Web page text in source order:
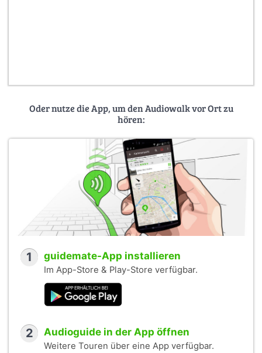
Oder nutze die App, um den Audiowalk vor Ort zu
hören:
1 guidemate-App installieren
Im App-Store & Play-Store verfügbar.
2 Audioguide in der App öffnen
Weitere Touren über eine App verfügbar.